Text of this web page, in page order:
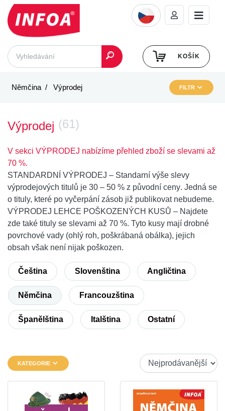
KOŠÍK
Němčina Výprodej FILTR
Výprodej (61)
V sekci VÝPRODEJ nabízíme přehled zboží se slevami až
70 %.
STANDARDNÍ VÝPRODEJ – Standarní výše slevy
výprodejových titulů je 30 – 50 % z původní ceny. Jedná se
o tituly, které po vyčerpání zásob již publikovat nebudeme.
VÝPRODEJ LEHCE POŠKOZENÝCH KUSŮ – Najdete
zde také tituly se slevami až 70 %. Tyto kusy mají drobné
povrchové vady (ohlý roh, poškrábaná obálka), jejich
obsah však není nijak poškozen.
Čeština Slovenština Angličtina
Němčina Francouzština
Španělština Italština Ostatní
KATEGORIE